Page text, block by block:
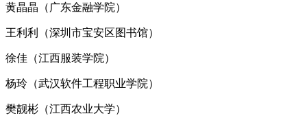
黄晶晶（广东金融学院）
王利利（深圳市宝安区图书馆）
徐佳（江西服装学院）
杨玲（武汉软件工程职业学院）
樊靓彬（江西农业大学）